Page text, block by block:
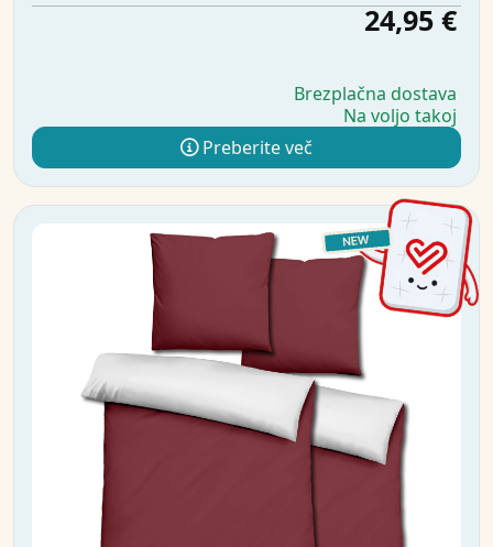
24,95 €
Brezplačna dostava
Na voljo takoj
Preberite več